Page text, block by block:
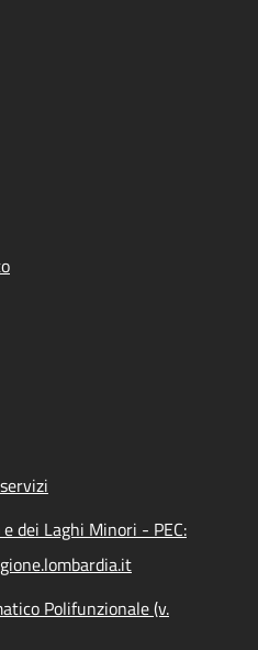
dei Laghi Minori - PEC:
Polifunzionale (v.